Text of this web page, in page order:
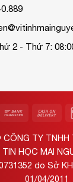
2 - Thứ 7:
CÔNG TY TNHH
TIN HỌC MAI
do Sở
01/04/2011